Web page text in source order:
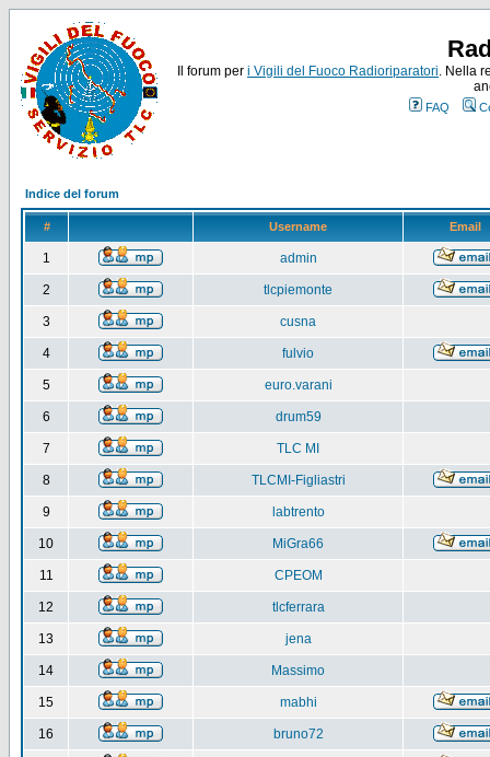
Il forum per i Vigili del Fuoco Radioriparatori. Nella
FAQ
Indice del forum
# Username Email
1 admin
2 tlcpiemonte
3 cusna
4 fulvio
5 euro.varani
6 drum59
7 TLC MI
8 TLCMI-Figliastri
9 labtrento
10 MiGra66
11 CPEOM
12 tlcferrara
13 jena
14 Massimo
15 mabhi
16 bruno72